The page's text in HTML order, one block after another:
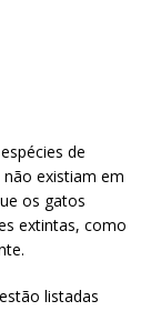
de
existiam em
os gatos
extintas, como
listadas